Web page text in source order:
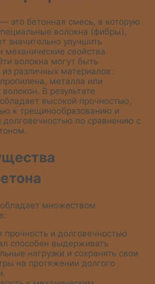
это бетонная смесь, в которую
волокна (фибры),
значительно улучшить
механические свойства
волокна могут быть
из различных материалов:
металла или
В результате
высокой прочностью,
к трещинообразованию и
долговечностью по сравнению с
множеством
прочность и долговечностью
способен выдерживать
нагрузки и сохранять свои
на протяжении долгого